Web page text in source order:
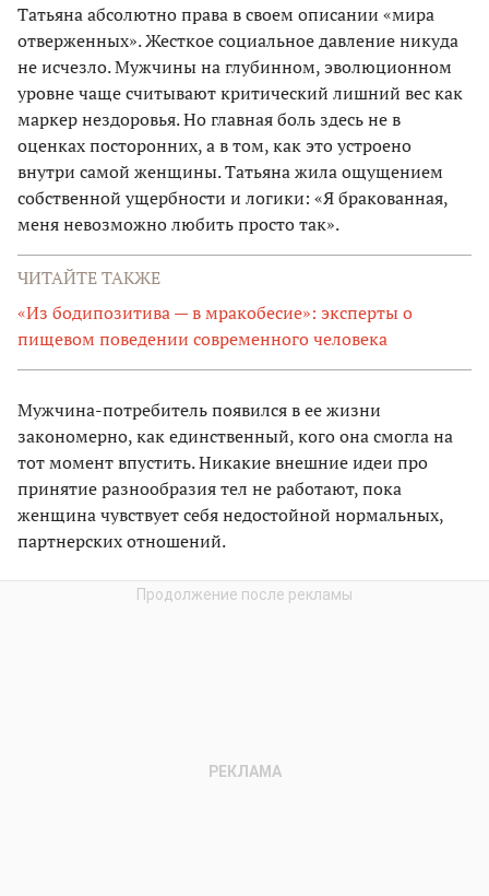
Татьяна абсолютно права в своем описании «мира
отверженных». Жесткое социальное давление никуда
не исчезло. Мужчины на глубинном, эволюционном
уровне чаще считывают критический лишний вес как
маркер нездоровья. Но главная боль здесь не в
оценках посторонних, а в том, как это устроено
внутри самой женщины. Татьяна жила ощущением
собственной ущербности и логики: «Я бракованная,
меня невозможно любить просто так».
ЧИТАЙТЕ ТАКЖЕ
«Из бодипозитива — в мракобесие»: эксперты о
пищевом поведении современного человека
Мужчина-потребитель появился в ее жизни
закономерно, как единственный, кого она смогла на
тот момент впустить. Никакие внешние идеи про
принятие разнообразия тел не работают, пока
женщина чувствует себя недостойной нормальных,
партнерских отношений.